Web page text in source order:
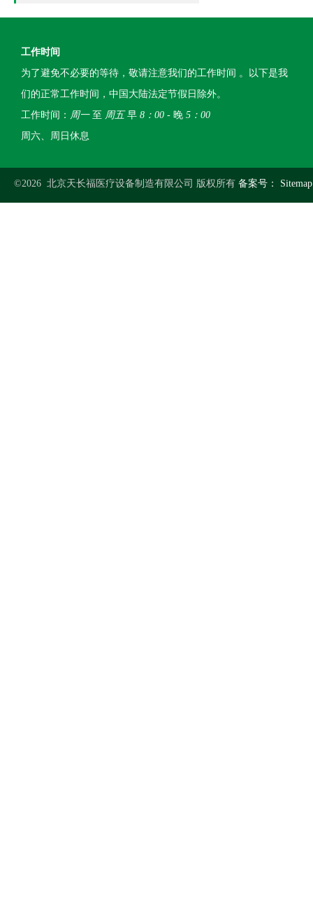
工作时间
为了避免不必要的等待，敬请注意我们的工作时间 。以下是我
们的正常工作时间，中国大陆法定节假日除外。
工作时间： 周一至 周五早 8：00 - 晚 5：00
周六、周日休息
©2026 北京天长福医疗设备制造有限公司 版权所有 备案号：